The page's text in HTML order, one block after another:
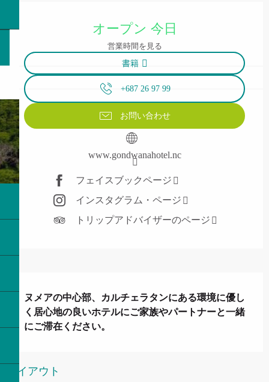
オープン 今日
営業時間を見る
書籍
+687 26 97 99
お問い合わせ
www.gondwanahotel.nc
フェイスブックページ
インスタグラム・ページ
トリップアドバイザーのページ
ヌメアの中心部、カルチェラタンにある環境に優し
く居心地の良いホテルにご家族やパートナーと一緒
にご滞在ください。
レイアウト